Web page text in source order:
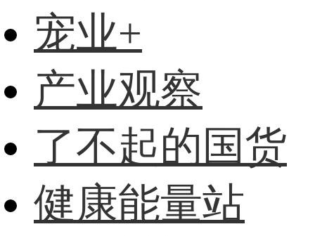
宠业+
产业观察
了不起的国货
健康能量站